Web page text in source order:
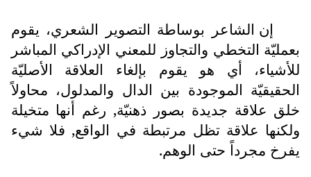
إن الشاعر بوساطة التصوير الشعري، يقوم
بعمليّة التخطي والتجاوز للمعني الإدراكي المباشر
للأشياء، أي هو يقوم بإلغاء العلاقة الأصليّة
الحقيقيّة الموجودة بين الدال والمدلول، محاولاً
خلق علاقة جديدة بصور ذهنيّة, رغم أنها متخيلة
ولكنها علاقة تظل مرتبطة في الواقع, فلا شيء
يفرخ مجرداً حتى الوهم.